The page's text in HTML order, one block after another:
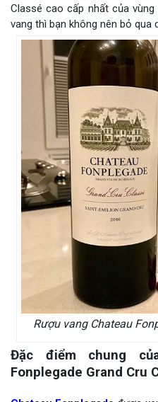
Classé cao cấp nhất của
vang thì bạn không nên bỏ qua
Rượu vang Chateau
Đặc điểm chung
Fonplegade Grand Cru